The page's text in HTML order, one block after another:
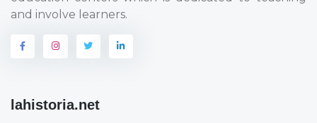
and involve learners.
lahistoria.net